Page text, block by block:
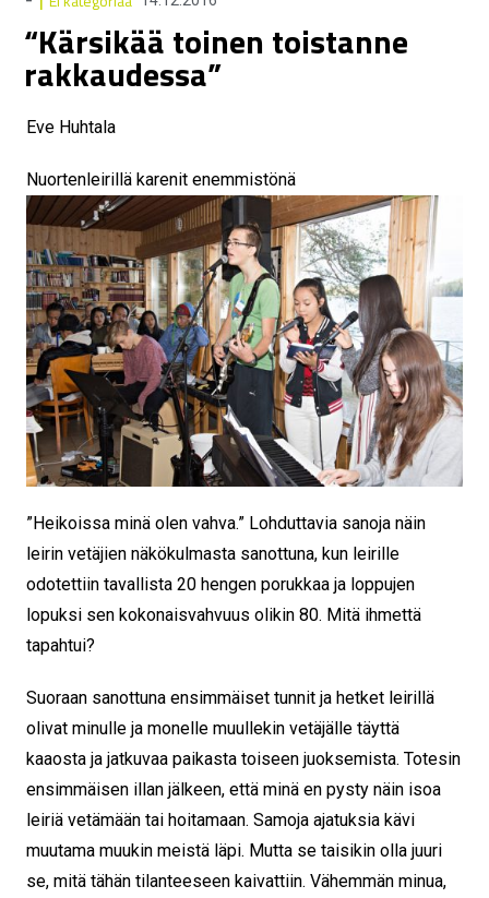
“Kärsikää toinen toistanne
rakkaudessa”
Eve Huhtala
Nuortenleirillä karenit enemmistönä
”Heikoissa minä olen vahva.” Lohduttavia sanoja näin
leirin vetäjien näkökulmasta sanottuna, kun leirille
odotettiin tavallista 20 hengen porukkaa ja loppujen
lopuksi sen kokonaisvahvuus olikin 80. Mitä ihmettä
tapahtui?
Suoraan sanottuna ensimmäiset tunnit ja hetket leirillä
olivat minulle ja monelle muullekin vetäjälle täyttä
kaaosta ja jatkuvaa paikasta toiseen juoksemista. Totesin
ensimmäisen illan jälkeen, että minä en pysty näin isoa
leiriä vetämään tai hoitamaan. Samoja ajatuksia kävi
muutama muukin meistä läpi. Mutta se taisikin olla juuri
se, mitä tähän tilanteeseen kaivattiin. Vähemmän minua,